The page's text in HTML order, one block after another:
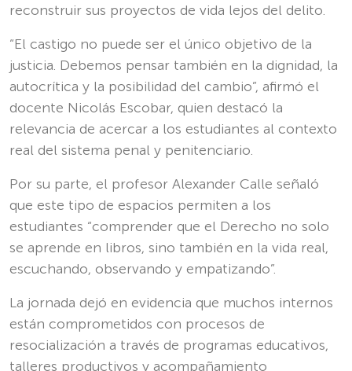
reconstruir sus proyectos de vida lejos del delito.
“El castigo no puede ser el único objetivo de la
justicia. Debemos pensar también en la dignidad, la
autocrítica y la posibilidad del cambio”, afirmó el
docente Nicolás Escobar, quien destacó la
relevancia de acercar a los estudiantes al contexto
real del sistema penal y penitenciario.
Por su parte, el profesor Alexander Calle señaló
que este tipo de espacios permiten a los
estudiantes “comprender que el Derecho no solo
se aprende en libros, sino también en la vida real,
escuchando, observando y empatizando”.
La jornada dejó en evidencia que muchos internos
están comprometidos con procesos de
resocialización a través de programas educativos,
talleres productivos y acompañamiento